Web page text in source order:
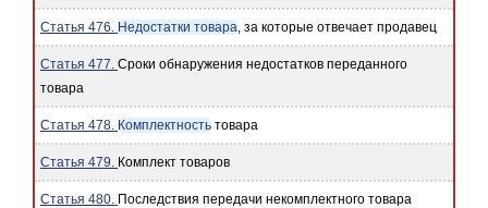
Статья 476. Недостатки товара, за которые отвечает продавец
Статья 477. Сроки обнаружения недостатков переданного
товара
Статья 478. Комплектность товара
Статья 479. Комплект товаров
Статья 480. Последствия передачи некомплектного товара